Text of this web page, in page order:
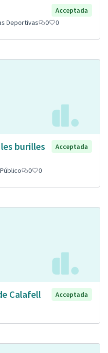
Acceptada
Deportivas 0 0
burilles
Acceptada
0 0
Calafell
Acceptada